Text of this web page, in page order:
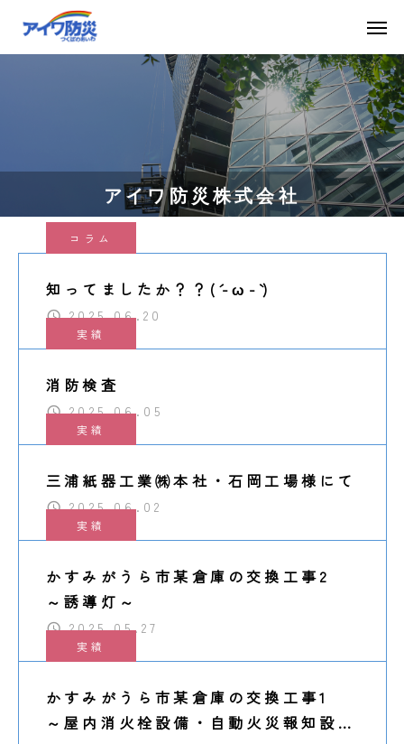
アイワ防災株式会社
コラム
知ってましたか？？(´-ω-`)
2025.06.20
実績
消防検査
2025.06.05
実績
三浦紙器工業㈱本社・石岡工場様にて
2025.06.02
実績
かすみがうら市某倉庫の交換工事2
～誘導灯～
2025.05.27
実績
かすみがうら市某倉庫の交換工事1
～屋内消火栓設備・自動火災報知設備